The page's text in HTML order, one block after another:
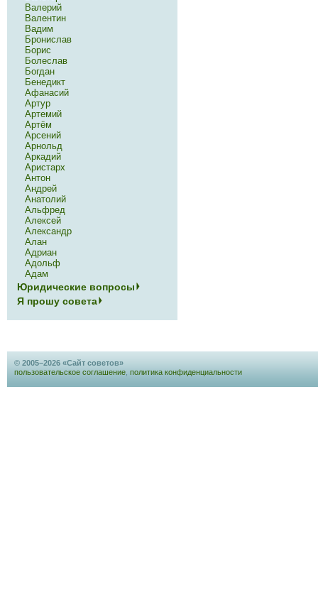
Валерий
Валентин
Вадим
Бронислав
Борис
Болеслав
Богдан
Бенедикт
Афанасий
Артур
Артемий
Артём
Арсений
Арнольд
Аркадий
Аристарх
Антон
Андрей
Анатолий
Альфред
Алексей
Александр
Алан
Адриан
Адольф
Адам
Юридические вопросы
Я прошу совета
© 2005–2026 «Сайт советов»
пользовательское соглашение политика конфиденциальности